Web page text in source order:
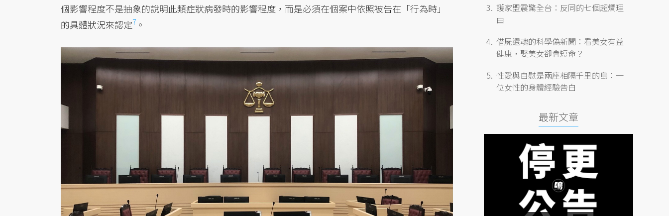
個影響程度不是抽象的說明此類症狀病發時的影響程度，而是必須在個案中依照被告在「行為時」
的具體狀況來認定7 。
護家盟震驚全台：反同的七個超爛理
由
借屍還魂的科學偽新聞：看美女有益
健康，娶美女卻會短命？
性愛與自慰是兩座相隔千里的島：一
位女性的身體經驗告白
最新文章